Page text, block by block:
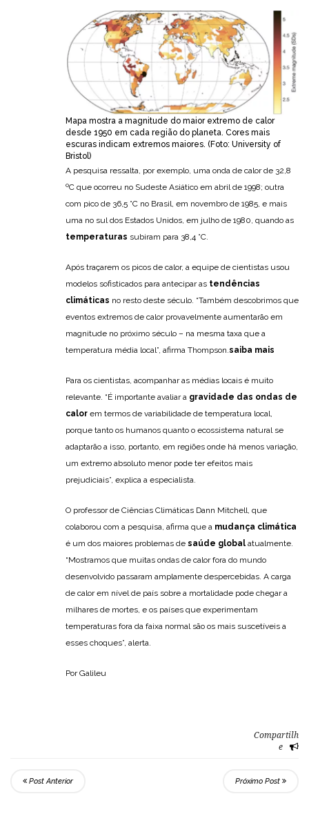
Mapa mostra a magnitude do maior extremo de calor
desde 1950 em cada região do planeta. Cores mais
escuras indicam extremos maiores. (Foto: University of
Bristol)
A pesquisa ressalta, por exemplo, uma onda de calor de 32,8
ºC que ocorreu no Sudeste Asiático em abril de 1998; outra
com pico de 36,5 °C no Brasil, em novembro de 1985, e mais
uma no sul dos Estados Unidos, em julho de 1980, quando as
temperaturas subiram para 38,4 °C.
Após traçarem os picos de calor, a equipe de cientistas usou
modelos sofisticados para antecipar as tendências
climáticas no resto deste século. “Também descobrimos que
eventos extremos de calor provavelmente aumentarão em
magnitude no próximo século – na mesma taxa que a
temperatura média local”, afirma Thompson.saiba mais
Para os cientistas, acompanhar as médias locais é muito
relevante. “É importante avaliar a gravidade das ondas de
calor em termos de variabilidade de temperatura local,
porque tanto os humanos quanto o ecossistema natural se
adaptarão a isso, portanto, em regiões onde há menos variação,
um extremo absoluto menor pode ter efeitos mais
prejudiciais”, explica a especialista.
O professor de Ciências Climáticas Dann Mitchell, que
colaborou com a pesquisa, afirma que a mudança climática
é um dos maiores problemas de saúde global atualmente.
“Mostramos que muitas ondas de calor fora do mundo
desenvolvido passaram amplamente despercebidas. A carga
de calor em nível de país sobre a mortalidade pode chegar a
milhares de mortes, e os países que experimentam
temperaturas fora da faixa normal são os mais suscetíveis a
esses choques”, alerta.
Por Galileu
Compartilh
e
Post Anterior Próximo Post